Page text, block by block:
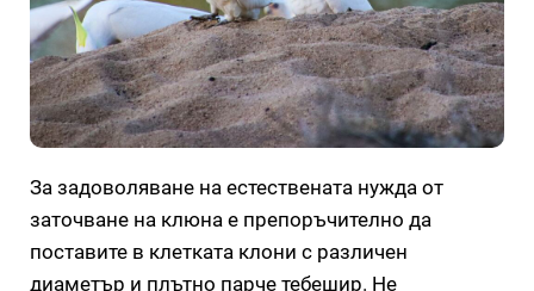
За задоволяване на естествената нужда от
заточване на клюна е препоръчително да
поставите в клетката клони с различен
диаметър и плътно парче тебешир. Не